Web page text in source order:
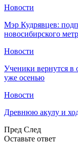
Новости
Мэр Кудрявцев:
новосибирского
Новости
Ученики вернутся
уже осенью
Новости
Древнюю акулу и
Пред След
Оставьте ответ